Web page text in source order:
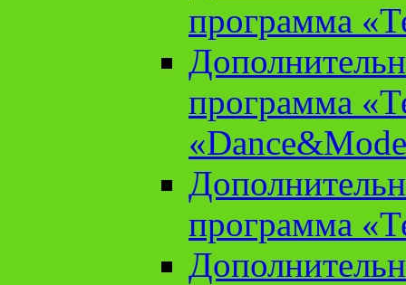
программа
программа
программа